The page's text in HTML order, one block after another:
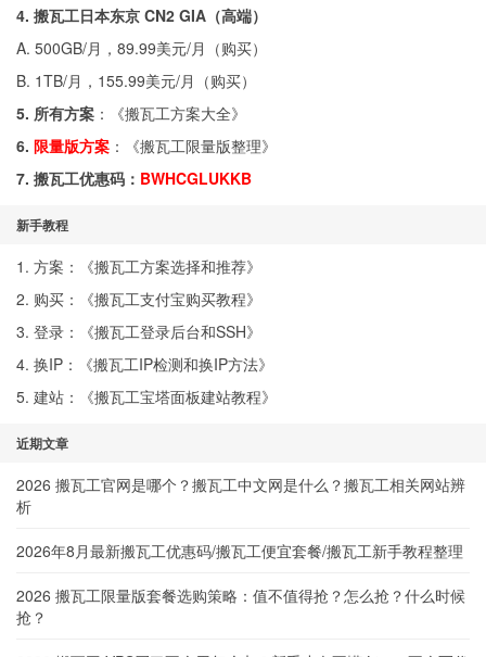
4. 搬瓦工日本东京 CN2 GIA（高端）
A. 500GB/月，89.99美元/月（购买）
B. 1TB/月，155.99美元/月（购买）
5. 所有方案 ：《搬瓦工方案大全》
6. 限量版方案 ：《搬瓦工限量版整理》
7. 搬瓦工优惠码： BWHCGLUKKB
新手教程
1. 方案：《搬瓦工方案选择和推荐》
2. 购买：《搬瓦工支付宝购买教程》
3. 登录：《搬瓦工登录后台和SSH》
4. 换IP：《搬瓦工IP检测和换IP方法》
5. 建站：《搬瓦工宝塔面板建站教程》
近期文章
2026 搬瓦工官网是哪个？搬瓦工中文网是什么？搬瓦工相关网站辨
析
2026年8月最新搬瓦工优惠码/搬瓦工便宜套餐/搬瓦工新手教程整理
2026 搬瓦工限量版套餐选购策略：值不值得抢？怎么抢？什么时候
抢？